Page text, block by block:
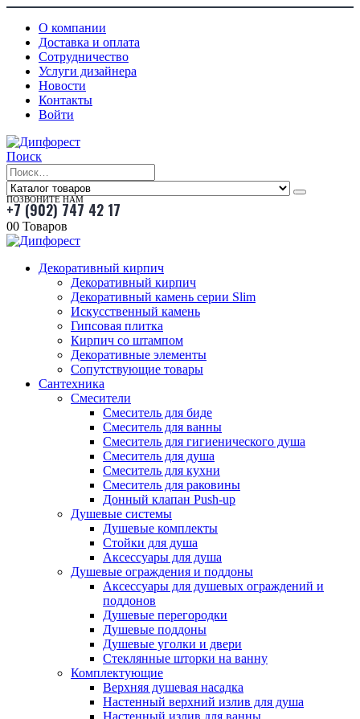
О компании
Доставка и оплата
Сотрудничество
Услуги дизайнера
Новости
Контакты
Войти
Поиск
ПОЗВОНИТЕ НАМ
+7 (902) 747 42 17
00 Товаров
Декоративный кирпич
Декоративный кирпич
Декоративный камень серии Slim
Искусственный камень
Гипсовая плитка
Кирпич со штампом
Декоративные элементы
Сопутствующие товары
Сантехника
Смесители
Смеситель для биде
Смеситель для ванны
Смеситель для гигиенического душа
Смеситель для душа
Смеситель для кухни
Смеситель для раковины
Донный клапан Push-up
Душевые системы
Душевые комплекты
Стойки для душа
Аксессуары для душа
Душевые ограждения и поддоны
Аксессуары для душевых ограждений и
поддонов
Душевые перегородки
Душевые поддоны
Душевые уголки и двери
Стеклянные шторки на ванну
Комплектующие
Верхняя душевая насадка
Настенный верхний излив для душа
Настенный излив для ванны